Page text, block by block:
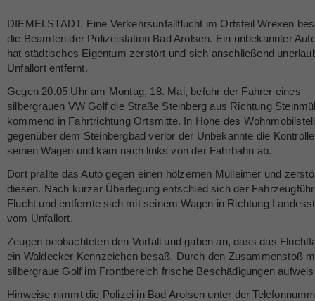
DIEMELSTADT. Eine Verkehrsunfallflucht im Ortsteil Wrexen
die Beamten der Polizeistation Bad Arolsen. Ein unbekannter
hat städtisches Eigentum zerstört und sich anschließend
Unfallort entfernt.
Gegen 20.05 Uhr am Montag, 18. Mai, befuhr der Fahrer eines
silbergrauen VW Golf die Straße Steinberg aus Richtung
kommend in Fahrtrichtung Ortsmitte. In Höhe des
gegenüber dem Steinbergbad verlor der Unbekannte die
seinen Wagen und kam nach links von der Fahrbahn ab.
Dort prallte das Auto gegen einen hölzernen Mülleimer und
diesen. Nach kurzer Überlegung entschied sich der
Flucht und entfernte sich mit seinem Wagen in Richtung
vom Unfallort.
Zeugen beobachteten den Vorfall und gaben an, dass das
ein Waldecker Kennzeichen besaß. Durch den Zusammenstoß
silbergraue Golf im Frontbereich frische Beschädigungen
Hinweise nimmt die Polizei in Bad Arolsen unter der